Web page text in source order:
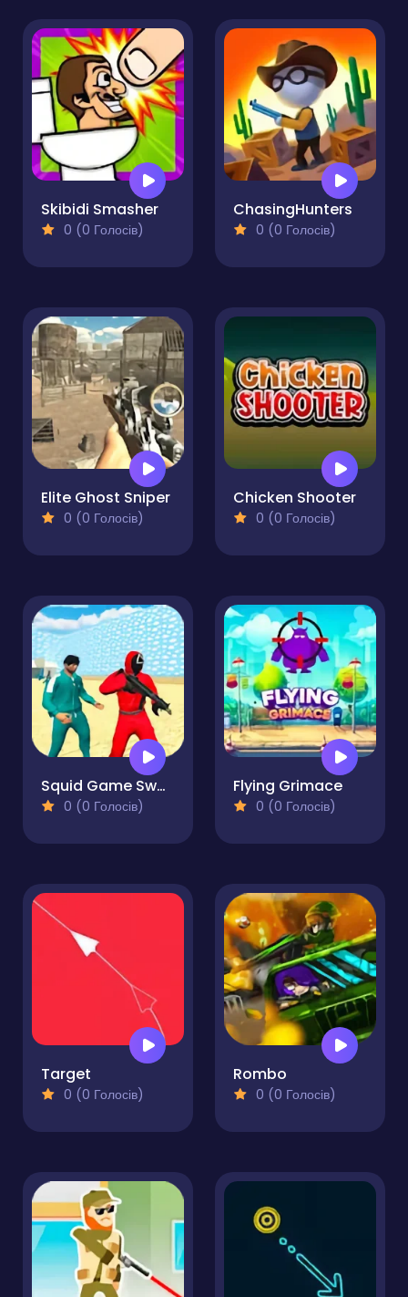
Skibidi Smasher
0 (0 Голосів)
ChasingHunters
0 (0 Голосів)
Elite Ghost Sniper
0 (0 Голосів)
Chicken Shooter
0 (0 Голосів)
Squid Game Swarm
0 (0 Голосів)
Flying Grimace
0 (0 Голосів)
Target
0 (0 Голосів)
Rombo
0 (0 Голосів)